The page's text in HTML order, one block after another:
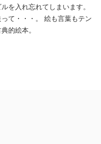
を入れ忘れてしまいます。
て・・・。 絵も言葉もテン
的絵本。